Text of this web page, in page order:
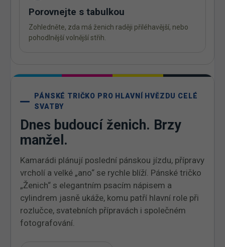
Porovnejte s tabulkou
Zohledněte, zda má ženich raději přiléhavější, nebo
pohodlnější volnější střih.
PÁNSKÉ TRIČKO PRO HLAVNÍ HVĚZDU CELÉ
SVATBY
Dnes budoucí ženich. Brzy
manžel.
Kamarádi plánují poslední pánskou jízdu, přípravy
vrcholí a velké „ano“ se rychle blíží. Pánské tričko
„Ženich“ s elegantním psacím nápisem a
cylindrem jasně ukáže, komu patří hlavní role při
rozlučce, svatebních přípravách i společném
fotografování.